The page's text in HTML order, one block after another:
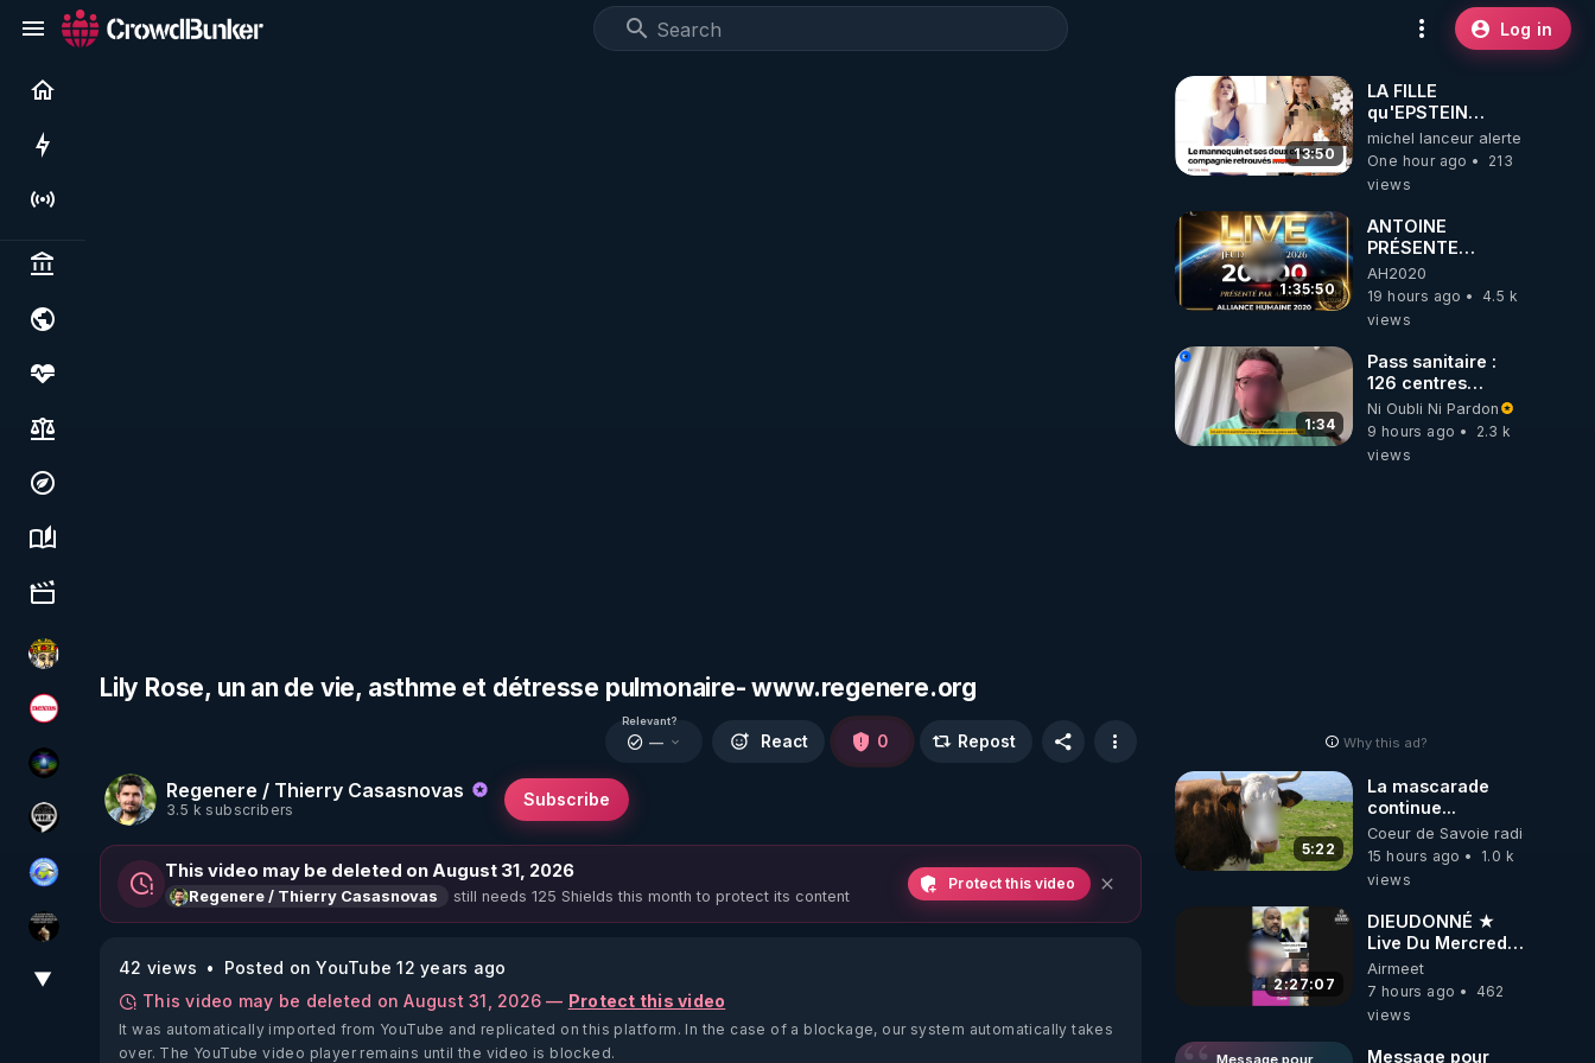
Log in
Live
Politics & institutions
Society, justice & freedoms
Economy, environment & technology
Science, history & spirituality
Culture, media & entertainment
Textes Sacrés & Maîtres Spirituels
Magazine Nexus
WakeUp
Notre Réalité Est Falsifiée Et Fausse
Tonton Posture Débrief
Infos et vérité
▼
Lily Rose, un an de vie, asthme et détresse pulmonaire- www.regenere.org
Regenere / Thierry Casasnovas
3.5 k subscribers
Subscribe
Relevant?
— React 0 Repost
This video may be deleted on August 31, 2026
Regenere / Thierry Casasnovas still needs 125 Shields this month to protect its content
Protect this video
42 views
Posted on YouTube 12 years ago
This video may be deleted on August 31, 2026 — Protect this video
It was automatically imported from YouTube and replicated on this platform. In the case of a blockage, our system automatically takes
over. The YouTube video player remains until the video is blocked.
13:50
LA FILLE
qu'EPSTEIN
VOULAIT CACHER
michel lanceur alerte
One hour ago
213
views
1:35:50
ANTOINE
PRÉSENTE
AH2020 LE LIVE
20H ***DU
06/08/2026***
AH2020
19 hours ago
4.5 k
views
1:34
Pass sanitaire :
126 centres
commerciaux
concernés par
l'obligation dans
Ni Oubli Ni Pardon
9 hours ago
2.3 k
views
Why this ad?
5:22
La mascarade
continue...
Coeur de Savoie radioweb TV
15 hours ago
1.0 k
views
2:27:07
DIEUDONNÉ ★
Live Du Mercredi
5 Août 2026
Airmeet
7 hours ago
462
views
Message pour
Message pour